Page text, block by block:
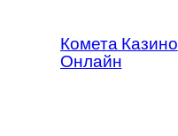
Комета Казино
Онлайн